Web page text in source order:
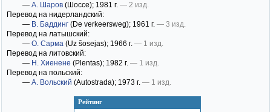
Рейтинг
— А. Шаров (Шоссе); 1981 г. — 2 изд.
Перевод на нидерландский:
— В. Баддинг (De verkeersweg); 1961 г. — 3 изд.
Перевод на латышский:
— О. Сарма (Uz šosejas); 1966 г. — 1 изд.
Перевод на литовский:
— Н. Хиенене (Plentas); 1982 г. — 1 изд.
Перевод на польский:
— А. Вольский (Autostrada); 1973 г. — 1 изд.